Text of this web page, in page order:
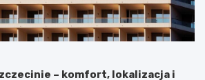
– komfort, lokalizacja i